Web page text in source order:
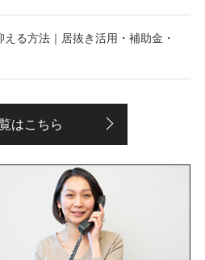
る方法｜居抜き活用・補助金・
はこちら